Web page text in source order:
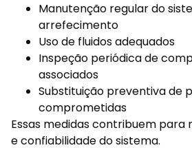
Manutenção regular do
arrefecimento
Uso de fluidos adequados
Inspeção periódica de
associados
Substituição preventiva de
comprometidas
Essas medidas contribuem para
e confiabilidade do sistema.